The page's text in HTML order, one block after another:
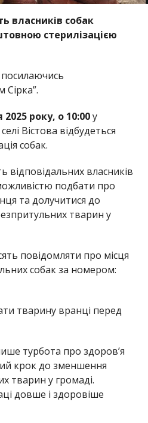
власників собак
стерилізацією
посилаючись
Сірка”.
2025 року, о 10:00у
Вістова відбудеться
собак.
власників
подбати про
та долучитися до
тварин у
повідомляти про місця
собак за номером:
тварину вранці перед
турбота про здоров’я
крок до зменшення
тварин у громаді.
довше і здоровіше